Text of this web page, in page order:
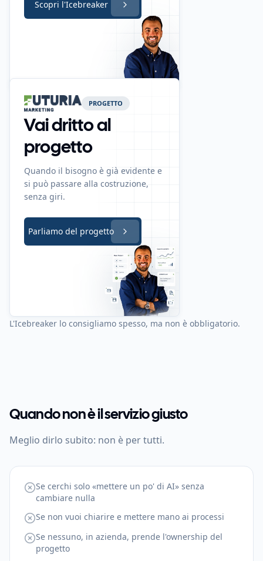
Scopri l'Icebreaker
PROGETTO
Vai dritto al
progetto
Quando il bisogno è già evidente e
si può passare alla costruzione,
senza giri.
Parliamo del progetto
L'Icebreaker lo consigliamo spesso, ma non è obbligatorio.
Quando non è il servizio giusto
Meglio dirlo subito: non è per tutti.
Se cerchi solo «mettere un po' di AI» senza
cambiare nulla
Se non vuoi chiarire e mettere mano ai processi
Se nessuno, in azienda, prende l'ownership del
progetto